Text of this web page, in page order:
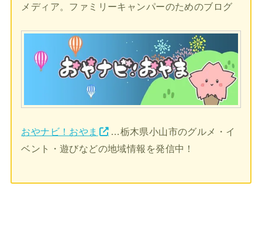
メディア。ファミリーキャンパーのためのブログ
おやナビ！おやま
…栃木県小山市のグルメ・イ
ベント・遊びなどの地域情報を発信中！